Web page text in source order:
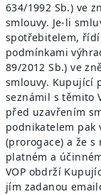
634/1992 Sb.) ve
smlouvy. Je-li
spotřebitelem,
podmínkami
89/2012 Sb.) ve
smlouvy. Kupující
seznámil s těmito
před uzavřením
podnikatelem pak
(prorogace) a že
platném a
VOP obdrží
jím zadanou